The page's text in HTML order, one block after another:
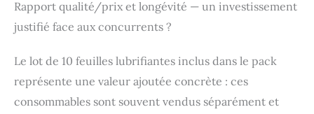
Rapport qualité/prix et longévité — un investissement
justifié face aux concurrents ?
Le lot de 10 feuilles lubrifiantes inclus dans le pack
représente une valeur ajoutée concrète : ces
consommables sont souvent vendus séparément et